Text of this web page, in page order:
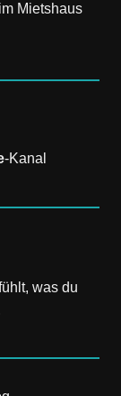
Mietshaus
-Kanal
was du